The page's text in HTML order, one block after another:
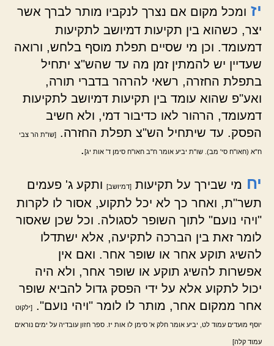
יז ומכל מקום אם נצרך לנקביו מותר לברך אשר
יצר, כשהוא בין תקיעות דמיושב לתקיעות
דמעומד. וכן מי שסיים תפלת מוסף בלחש, ורואה
שעדיין יש להמתין זמן מה עד שהש"צ יתחיל
בתפלת החזרה, רשאי להרהר בדברי תורה,
ואע"פ שהוא עומד בין תקיעות דמיושב לתקיעות
דמעומד, הרהור לאו כדיבור דמי, ולא חשיב
הפסק. עד שיתחיל הש"צ תפלת החזרה. [שו"ת הר צבי
ח"א (חאו"ח סי' מב). שו"ת יביע אומר ח"ב חאו"ח סימן ד' אות יג].
יח מי שבירך על תקיעות [דמיושב] ותקע ג' פעמים
תשר"ת, ואחר כך לא יכל לתקוע, אסור לו לקרות
"ויהי נועם" לתוך השופר לסגולה. וכל שכן שאסור
לומר זאת בין הברכה לתקיעה, אלא ישתדלו
להשיג תוקע אחר או שופר אחר. ואם אין
אפשרות להשיג תוקע או שופר אחר, ולא היה
יכול לתקוע אלא על ידי הפסק גדול להביא שופר
אחר ממקום אחר, מותר לו לומר "ויהי נועם". [ילקוט
יוסף מועדים עמוד לט, יביע אומר חלק א' סימן לו אות יז. ספר חזון עובדיה על ימים נוראים
עמוד קלה]